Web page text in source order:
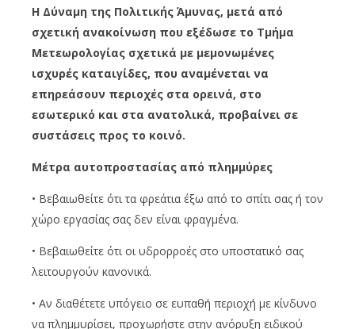
Η Δύναμη της Πολιτικής Άμυνας, μετά από
σχετική ανακοίνωση που εξέδωσε το Τμήμα
Μετεωρολογίας σχετικά με μεμονωμένες
ισχυρές καταιγίδες, που αναμένεται να
επηρεάσουν περιοχές στα ορεινά, στο
εσωτερικό και στα ανατολικά, προβαίνει σε
συστάσεις προς το κοινό.
Μέτρα αυτοπροστασίας από πλημμύρες
• Βεβαιωθείτε ότι τα φρεάτια έξω από το σπίτι σας ή τον
χώρο εργασίας σας δεν είναι φραγμένα.
• Βεβαιωθείτε ότι οι υδρορροές στο υποστατικό σας
λειτουργούν κανονικά.
• Αν διαθέτετε υπόγειο σε ευπαθή περιοχή με κίνδυνο
να πλημμυρίσει, προχωρήστε στην ανόρυξη ειδικού